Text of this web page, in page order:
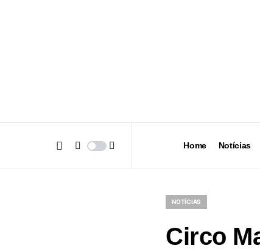
Home Notícias
NOTÍCIAS
Circo